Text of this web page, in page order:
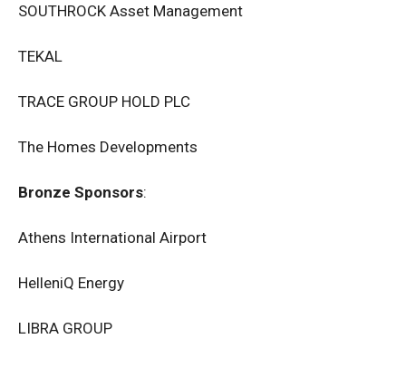
SOUTHROCK Asset Management
TEKAL
TRACE GROUP HOLD PLC
The Homes Developments
Bronze Sponsors:
Athens International Airport
HelleniQ Energy
LIBRA GROUP